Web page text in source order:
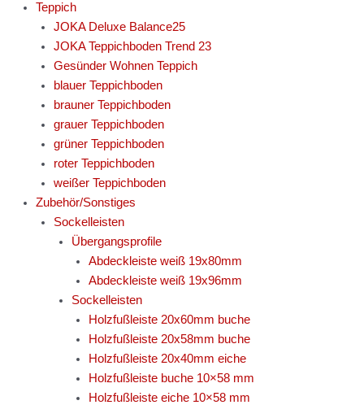
Teppich
JOKA Deluxe Balance25
JOKA Teppichboden Trend 23
Gesünder Wohnen Teppich
blauer Teppichboden
brauner Teppichboden
grauer Teppichboden
grüner Teppichboden
roter Teppichboden
weißer Teppichboden
Zubehör/Sonstiges
Sockelleisten
Übergangsprofile
Abdeckleiste weiß 19x80mm
Abdeckleiste weiß 19x96mm
Sockelleisten
Holzfußleiste 20x60mm buche
Holzfußleiste 20x58mm buche
Holzfußleiste 20x40mm eiche
Holzfußleiste buche 10×58 mm
Holzfußleiste eiche 10×58 mm